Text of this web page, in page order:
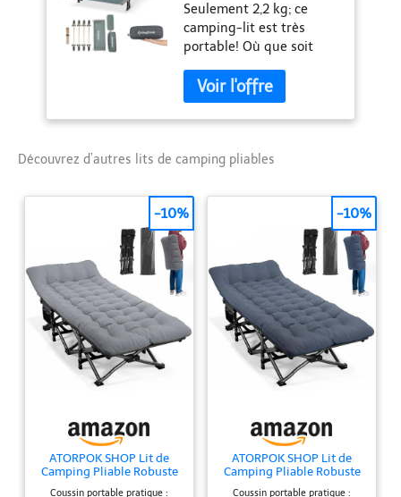
Capacité 120 kg
190×64×28 cm
Intérieur et
Extérieur
Randonnée
Seulement 2,2 kg; ce
camping-lit est très
portable! Où que soit
camp ultraléger
intelligent peut être
rangé et transporté
design pliable et peu
transport, ce lit de
camping peut être
transporté rapidement
et facilement. Idéal pour
les activités de plein air.
Ce lit d'extérieur
polyvalent pour adultes
peut être utilisé à
plusieurs reprises! Que
ce soit à la plage, en
camping avec les
ou à la maison, cela peut
répondre à vos besoins.
Gagnant du prix de
design industriel
Découvrez d’autres lits de camping pliables
ATORPOK SHOP Lit de
Camping Pliable Robuste
pour Adultes，lit de
Coussin portable pratique :
-10%
ATORPOK SHOP Lit de
Camping Pliable Robuste
pour Adultes，lit de
Coussin portable pratique :
-10%